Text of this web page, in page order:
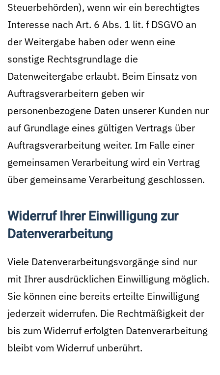
Steuerbehörden), wenn wir ein berechtigtes
Interesse nach Art. 6 Abs. 1 lit. f DSGVO an
der Weitergabe haben oder wenn eine
sonstige Rechtsgrundlage die
Datenweitergabe erlaubt. Beim Einsatz von
Auftragsverarbeitern geben wir
personenbezogene Daten unserer Kunden nur
auf Grundlage eines gültigen Vertrags über
Auftragsverarbeitung weiter. Im Falle einer
gemeinsamen Verarbeitung wird ein Vertrag
über gemeinsame Verarbeitung geschlossen.
Widerruf Ihrer Einwilligung zur
Datenverarbeitung
Viele Datenverarbeitungsvorgänge sind nur
mit Ihrer ausdrücklichen Einwilligung möglich.
Sie können eine bereits erteilte Einwilligung
jederzeit widerrufen. Die Rechtmäßigkeit der
bis zum Widerruf erfolgten Datenverarbeitung
bleibt vom Widerruf unberührt.